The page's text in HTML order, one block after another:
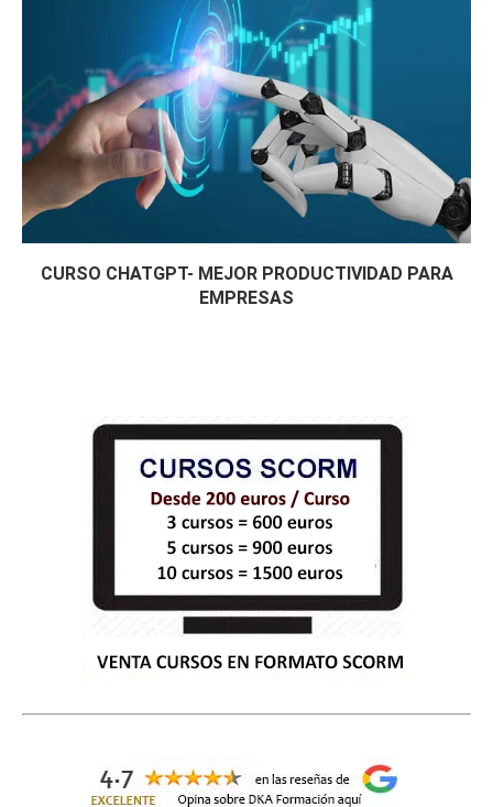
CURSO CHATGPT- MEJOR PRODUCTIVIDAD PARA
EMPRESAS